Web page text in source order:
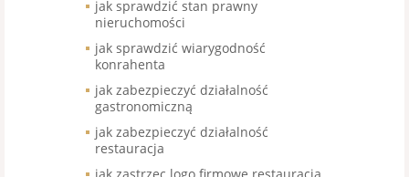
jak sprawdzić stan prawny
nieruchomości
jak sprawdzić wiarygodność
konrahenta
jak zabezpieczyć działalność
gastronomiczną
jak zabezpieczyć działalność
restauracja
jak zastrzec logo firmowe restauracja